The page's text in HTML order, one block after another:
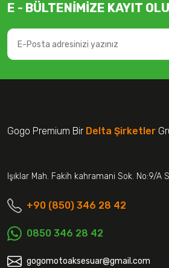
E - BÜLTENİMİZE KAYIT
Gogo Premium Bir Delta Şirketler
Işıklar Mah. Fakih kahramani Sok. No:9/A
+90 (850) 346 28 42
0850 346 28 42
gogomotoaksesuar@gmail.com